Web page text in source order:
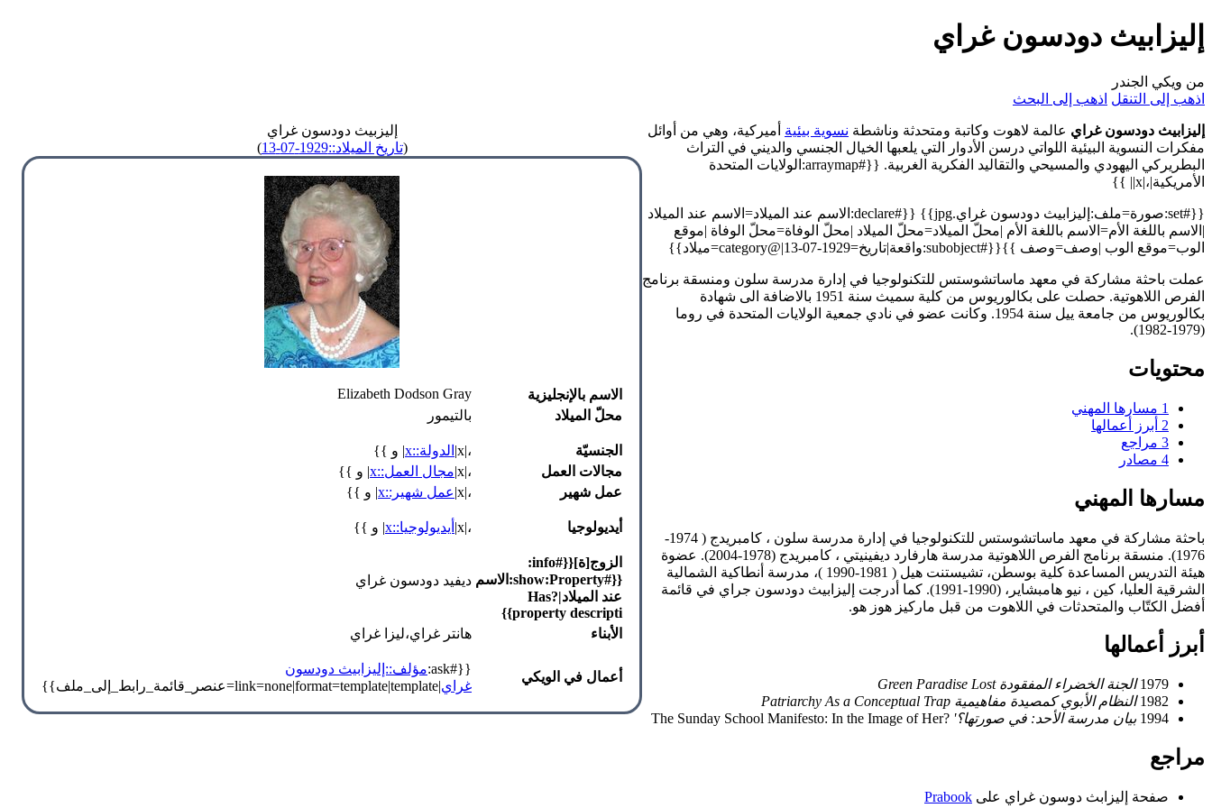
إليزابيث دودسون غراي
من ويكي الجندر
اذهب إلى التنقل اذهب إلى البحث
إليزبيث دودسون غراي
(تاريخ الميلاد::1929-07-13 )
الاسم بالإنجليزية
Elizabeth Dodson Gray
محلّ الميلاد
بالتيمور
الجنسيّة ،|x| الدولة::x | و }}
مجالات العمل
،|x| مجال العمل::x | و }}
عمل شهير
،|x| عمل شهير::x | و }}
أيديولوجيا ،|x| أيديولوجيا::x | و }}
الزوج[ة]{{#info:
{{#show:Property:الاسم
عند الميلاد|?Has
property descripti}}
ديفيد دودسون غراي
الأبناء هانتر غراي،ليزا غراي
أعمال في الويكي
{{#ask:
مؤلف::إليزابيث دودسون
غراي|link=none|format=template|template=عنصر_قائمة_رابط_إلى_ملف}}
إليزابيث دودسون غراي عالمة لاهوت وكاتبة ومتحدثة وناشطة نسوية بيئية أميركية، وهي من أوائل
مفكرات النسوية البيئية اللواتي درسن الأدوار التي يلعبها الخيال الجنسي والديني في التراث
البطريركي اليهودي والمسيحي والتقاليد الفكرية الغربية. {{#arraymap:الولايات المتحدة
الأمريكية|،|x|| }}
{{#set:صورة=ملف:إليزابيث دودسون غراي.jpg}} {{#declare:الاسم عند الميلاد=الاسم عند الميلاد
|الاسم باللغة الأم=الاسم باللغة الأم |محلّ الميلاد=محلّ الميلاد |محلّ الوفاة=محلّ الوفاة |موقع
الوب=موقع الوب |وصف=وصف }}{{#subobject:واقعة|تاريخ=1929-07-13|@category=ميلاد}}
عملت باحثة مشاركة في معهد ماساتشوستس للتكنولوجيا في إدارة مدرسة سلون ومنسقة برنامج
الفرص اللاهوتية. حصلت على بكالوريوس من كلية سميث سنة 1951 بالاضافة الى شهادة
بكالوريوس من جامعة ييل سنة 1954. وكانت عضو في نادي جمعية الولايات المتحدة في روما
(1979-1982).
محتويات
1 مسارها المهني
2 أبرز أعمالها
3 مراجع
4 مصادر
مسارها المهني
باحثة مشاركة في معهد ماساتشوستس للتكنولوجيا في إدارة مدرسة سلون ، كامبريدج ( 1974-
1976). منسقة برنامج الفرص اللاهوتية مدرسة هارفارد ديفينيتي ، كامبريدج (1978-2004). عضوة
هيئة التدريس المساعدة كلية بوسطن، تشيستنت هيل ( 1981-1990 )، مدرسة أنطاكية الشمالية
الشرقية العليا، كين ، نيو هامبشاير، (1990-1991). كما أدرجت إليزابيث دودسون جراي في قائمة
أفضل الكتّاب والمتحدثات في اللاهوت من قبل ماركيز هوز هو.
أبرز أعمالها
1979 الجنة الخضراء المفقودة Green Paradise Lost
1982 النظام الأبوي كمصيدة مفاهيمية Patriarchy As a Conceptual Trap
1994 بيان مدرسة الأحد: في صورتها؟' ?The Sunday School Manifesto: In the Image of Her
مراجع
صفحة إليزابث دوسون غراي على Prabook